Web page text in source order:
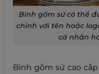
Bình gốm sứ có thể
chỉnh với tên hoặc
cá nhân
Bình gốm sứ cao